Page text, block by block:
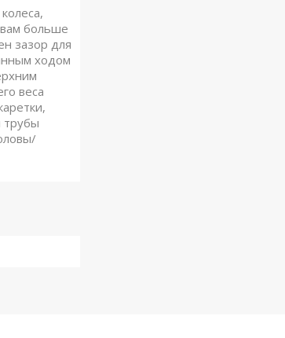
больше
зазор для
ходом
веса
трубы